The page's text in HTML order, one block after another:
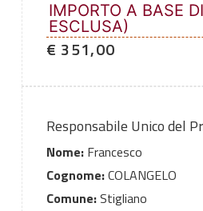
IMPORTO A BASE
ESCLUSA)
€ 351,00
Responsabile Unico del
Nome:Francesco
Cognome:COLANGELO
Comune:Stigliano